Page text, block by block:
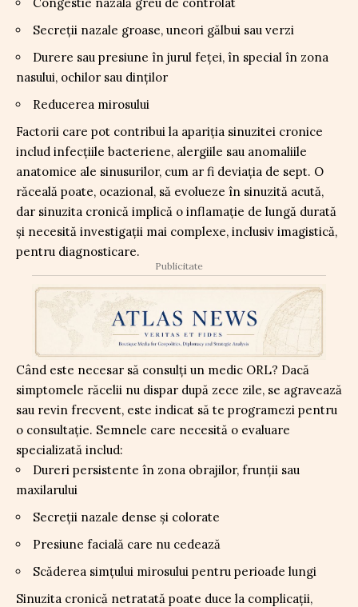
Secreții nazale groase, uneori gălbui sau verzi
Durere sau presiune în jurul feței, în special în zona
nasului, ochilor sau dinților
Reducerea mirosului
Factorii care pot contribui la apariția sinuzitei cronice
includ infecțiile bacteriene, alergiile sau anomaliile
anatomice ale sinusurilor, cum ar fi deviația de sept. O
răceală poate, ocazional, să evolueze în sinuzită acută,
dar sinuzita cronică implică o inflamație de lungă durată
și necesită investigații mai complexe, inclusiv imagistică,
pentru diagnosticare.
Publicitate
Când este necesar să consulți un medic ORL? Dacă
simptomele răcelii nu dispar după zece zile, se agravează
sau revin frecvent, este indicat să te programezi pentru
o consultație. Semnele care necesită o evaluare
specializată includ:
Dureri persistente în zona obrajilor, frunții sau
maxilarului
Secreții nazale dense și colorate
Presiune facială care nu cedează
Scăderea simțului mirosului pentru perioade lungi
Sinuzita cronică netratată poate duce la complicații,